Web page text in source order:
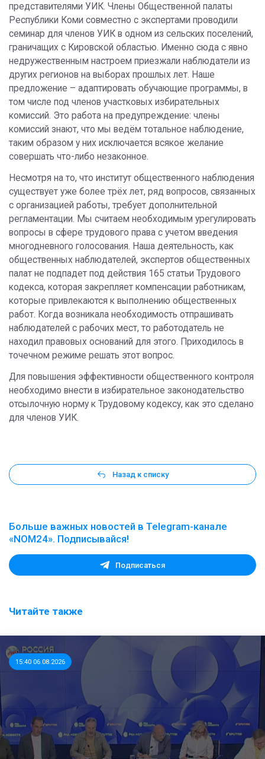
представителями УИК. Члены Общественной палаты
Республики Коми совместно с экспертами проводили
семинар для членов УИК в одном из сельских поселений,
граничащих с Кировской областью. Именно сюда с явно
недружественным настроем приезжали наблюдатели из
других регионов на выборах прошлых лет. Наше
предложение – адаптировать обучающие программы, в
том числе под членов участковых избирательных
комиссий. Это работа на предупреждение: члены
комиссий знают, что мы ведём тотальное наблюдение,
таким образом у них исключается всякое желание
совершать что-либо незаконное.
Несмотря на то, что институт общественного наблюдения
существует уже более трёх лет, ряд вопросов, связанных
с организацией работы, требует дополнительной
регламентации. Мы считаем необходимым урегулировать
вопросы в сфере трудового права с учетом введения
многодневного голосования. Наша деятельность, как
общественных наблюдателей, экспертов общественных
палат не подпадет под действия 165 статьи Трудового
кодекса, которая закрепляет компенсации работникам,
которые привлекаются к выполнению общественных
работ. Когда возникала необходимость отпрашивать
наблюдателей с рабочих мест, то работодатель не
находил правовых оснований для этого. Приходилось в
точечном режиме решать этот вопрос.
Для повышения эффективности общественного контроля
необходимо внести в избирательное законодательство
отсылочную норму к Трудовому кодексу, как это сделано
для членов УИК.
Назад к списку
Больше важных новостей в Telegram-канале
«NOM24». Подписывайся!
Подписаться
Читайте также
15:40 06.08.2026